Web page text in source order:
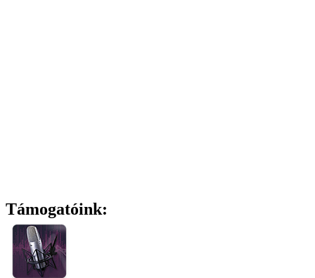
Támogatóink: